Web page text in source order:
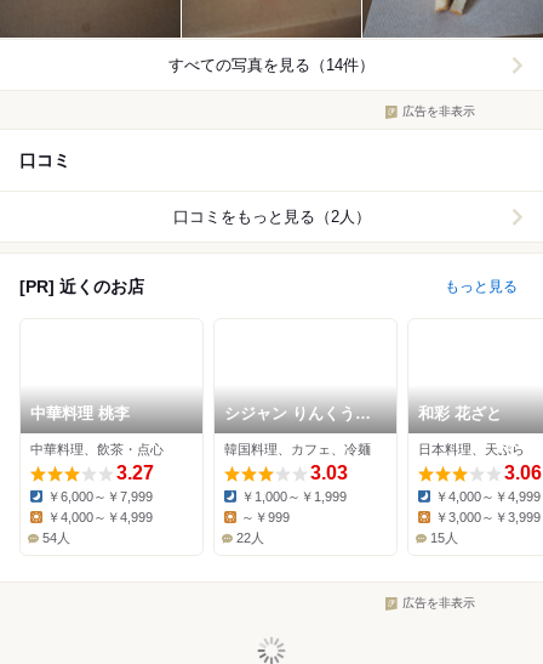
すべての写真を見る（14件）
広告を非表示
口コミ
口コミをもっと見る（2人）
[PR] 近くのお店 もっと見る
中華料理 桃李
中華料理、飲茶・点心
3.27
Dinner:
￥6,000～￥7,999
Lunch:
￥4,000～￥4,999
54人
シジャン りんくう泉
南イオンモール店
韓国料理、カフェ、冷麺
3.03
Dinner:
￥1,000～￥1,999
Lunch:
～￥999
22人
和彩 花ざと
日本料理、天ぷら
3.06
Dinner:
￥4,000～￥4,999
Lunch:
￥3,000～￥3,999
15人
広告を非表示